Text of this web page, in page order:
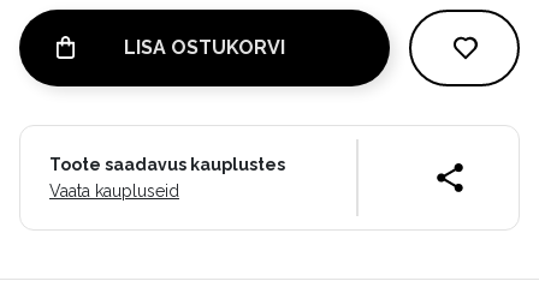
LISA OSTUKORVI
Toote saadavus kauplustes
Vaata kaupluseid